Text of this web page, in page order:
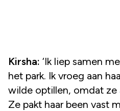
Kirsha: ‘Ik liep samen
het park. Ik vroeg aan
wilde optillen, omdat ze
Ze pakt haar been vast